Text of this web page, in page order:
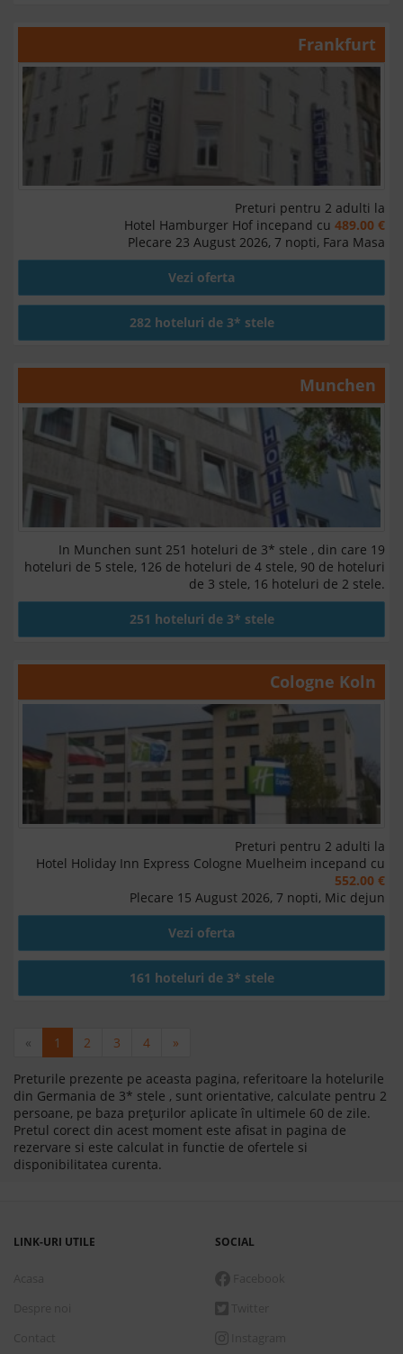
Frankfurt
Preturi pentru 2 adulti la
Hotel Hamburger Hof incepand cu 489.00 €
Plecare 23 August 2026, 7 nopti, Fara Masa
Vezi oferta
282 hoteluri de 3* stele
Munchen
In Munchen sunt 251 hoteluri de 3* stele , din care 19
hoteluri de 5 stele, 126 de hoteluri de 4 stele, 90 de hoteluri
de 3 stele, 16 hoteluri de 2 stele.
251 hoteluri de 3* stele
Cologne Koln
Preturi pentru 2 adulti la
Hotel Holiday Inn Express Cologne Muelheim incepand cu
552.00 €
Plecare 15 August 2026, 7 nopti, Mic dejun
Vezi oferta
161 hoteluri de 3* stele
« 1 2 3 4 »
Preturile prezente pe aceasta pagina, referitoare la hotelurile
din Germania de 3* stele , sunt orientative, calculate pentru 2
persoane, pe baza prețurilor aplicate în ultimele 60 de zile.
Pretul corect din acest moment este afisat in pagina de
rezervare si este calculat in functie de ofertele si
disponibilitatea curenta.
LINK-URI UTILE SOCIAL